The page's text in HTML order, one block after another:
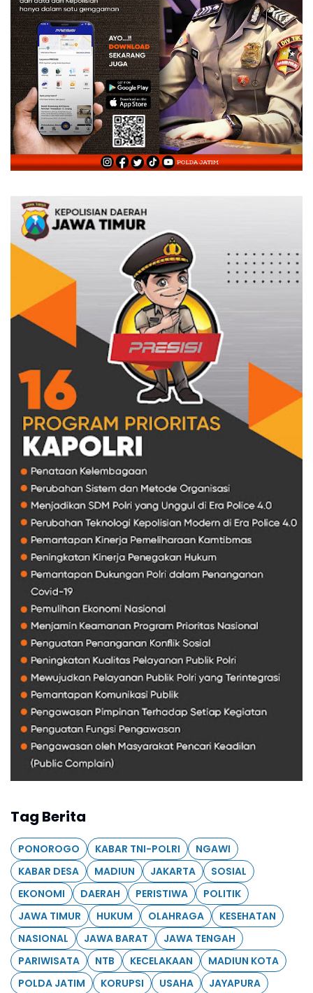
Tag Berita
PONOROGO KABAR TNI-POLRI
NGAWI
KABAR DESA
MADIUN JAKARTA
SOSIAL
EKONOMI
DAERAH PERISTIWA
POLITIK
JAWA TIMUR
HUKUM OLAHRAGA
KESEHATAN
NASIONAL
JAWA BARAT
JAWA TENGAH
PARIWISATA
NTB KECELAKAAN
MADIUN KOTA
POLDA JATIM
KORUPSI USAHA JAYAPURA